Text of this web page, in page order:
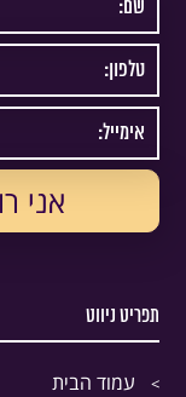
תפריט ניווט
עמוד הבית